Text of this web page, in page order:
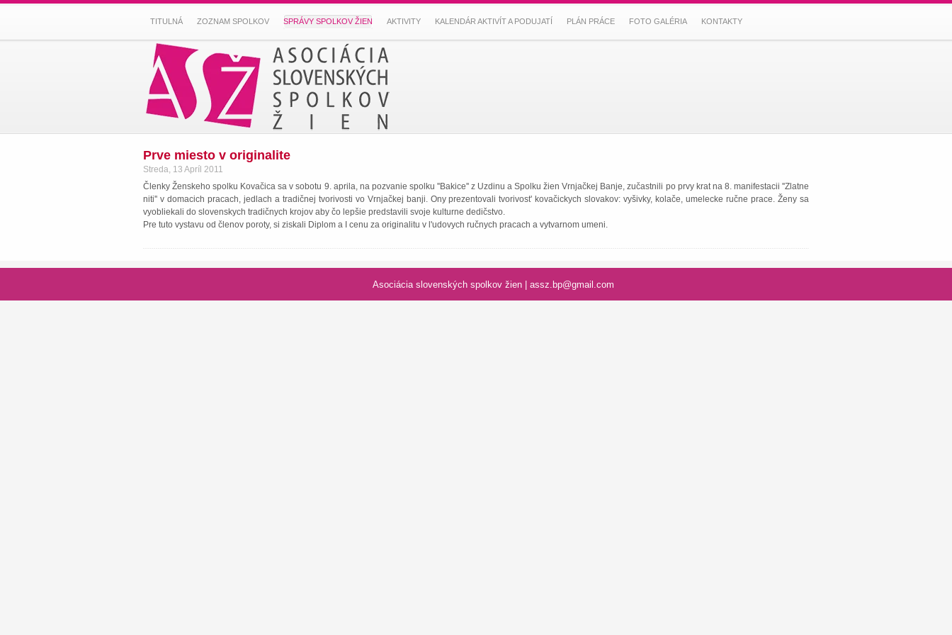
TITULNÁ ZOZNAM SPOLKOV SPRÁVY SPOLKOV ŽIEN AKTIVITY KALENDÁR AKTIVÍT A PODUJATÍ PLÁN PRÁCE FOTO GALÉRIA KONTAKTY
Prve miesto v originalite
Streda, 13 Apríl 2011
Členky Ženskeho spolku Kovačica sa v sobotu 9. aprila, na pozvanie spolku ''Bakice'' z Uzdinu a Spolku žien Vrnjačkej Banje, zučastnili po prvy krat na 8. manifestacii ''Zlatne
niti'' v domacich pracach, jedlach a tradičnej tvorivosti vo Vrnjačkej banji. Ony prezentovali tvorivost' kovačickych slovakov: vyšivky, kolače, umelecke ručne prace. Ženy sa
vyobliekali do slovenskych tradičnych krojov aby čo lepšie predstavili svoje kulturne dedičstvo.
Pre tuto vystavu od členov poroty, si ziskali Diplom a I cenu za originalitu v l'udovych ručnych pracach a vytvarnom umeni.
Asociácia slovenských spolkov žien | assz.bp@gmail.com